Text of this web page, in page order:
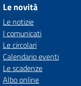
Le novità
Le notizie
I comunicati
Le circolari
Calendario eventi
Le scadenze
Albo online